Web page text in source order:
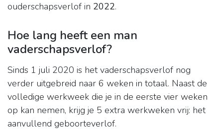
ouderschapsverlof in 2022.
Hoe lang heeft een man
vaderschapsverlof?
Sinds 1 juli 2020 is het vaderschapsverlof nog
verder uitgebreid naar 6 weken in totaal. Naast de
volledige werkweek die je in de eerste vier weken
op kan nemen, krijg je 5 extra werkweken vrij: het
aanvullend geboorteverlof.